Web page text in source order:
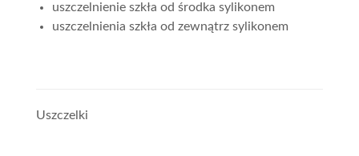
uszczelnienie szkła od środka sylikonem
uszczelnienia szkła od zewnątrz sylikonem
Uszczelki